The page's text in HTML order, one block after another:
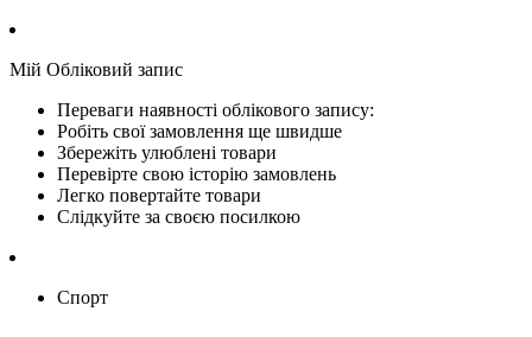
Мій Обліковий запис
Переваги наявності облікового запису:
Робіть свої замовлення ще швидше
Збережіть улюблені товари
Перевірте свою історію замовлень
Легко повертайте товари
Слідкуйте за своєю посилкою
Спорт